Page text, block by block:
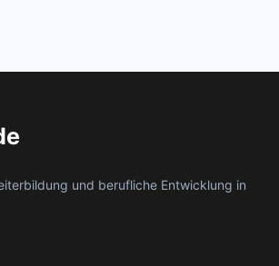
und berufliche Entwicklung in